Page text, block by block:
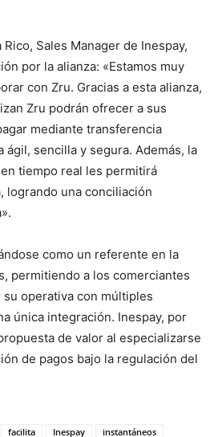
Sales Manager de Inespay,
por la alianza: «Estamos muy
con Zru. Gracias a esta alianza,
Zru podrán ofrecer a sus
mediante transferencia
ágil, sencilla y segura. Además, la
tiempo real les permitirá
logrando una conciliación
como un referente en la
permitiendo a los comerciantes
operativa con múltiples
única integración. Inespay, por
de valor al especializarse
de pagos bajo la regulación del
facilita Inespay
instantáneos